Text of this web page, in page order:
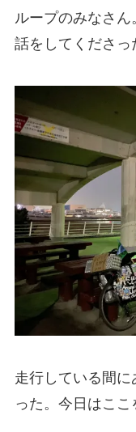
ループのみなさ
話をしてくださっ
走行している間に
った。今日はここ